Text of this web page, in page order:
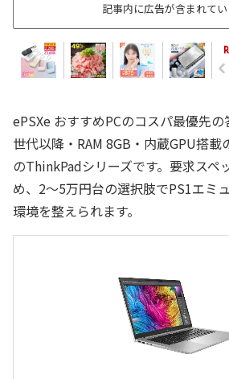
記事内に広告が含まれてい
ePSXe おすすめPCのコスパ最優先
世代以降・RAM 8GB・内蔵GPU搭載
のThinkPadシリーズです。要求スペ
め、2〜5万円台の選択肢でPS1エミ
環境を整えられます。